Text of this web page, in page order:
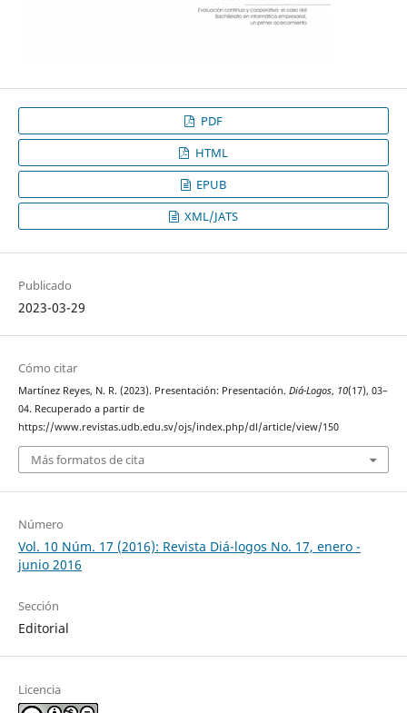
PDF
HTML
EPUB
XML/JATS
Publicado
2023-03-29
Cómo citar
Martínez Reyes, N. R. (2023). Presentación: Presentación. Diá-Logos, 10(17), 03–
04. Recuperado a partir de
https://www.revistas.udb.edu.sv/ojs/index.php/dl/article/view/150
Más formatos de cita
Número
Vol. 10 Núm. 17 (2016): Revista Diá-logos No. 17, enero -
junio 2016
Sección
Editorial
Licencia